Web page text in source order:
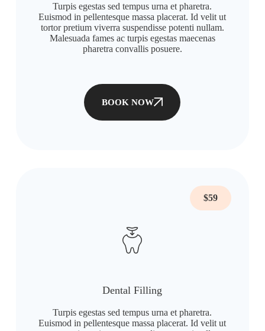
Turpis egestas sed tempus urna et pharetra.
Euismod in pellentesque massa placerat. Id velit ut
tortor pretium viverra suspendisse potenti nullam.
Malesuada fames ac turpis egestas maecenas
pharetra convallis posuere.
BOOK NOW
$59
Dental Filling
Turpis egestas sed tempus urna et pharetra.
Euismod in pellentesque massa placerat. Id velit ut